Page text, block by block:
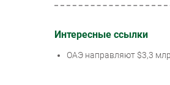
Интересные ссылки
ОАЭ направляют $3,3